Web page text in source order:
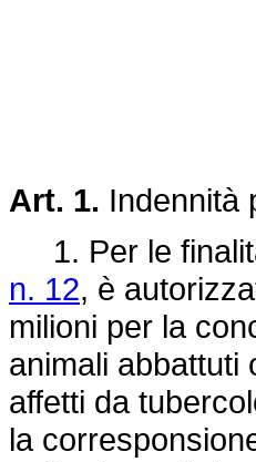
Art. 1. Indennità
1. Per le
n. 12, è
milioni per la
animali abbattuti
affetti da
la